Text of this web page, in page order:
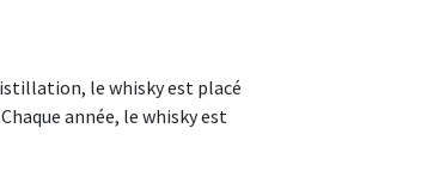
le whisky est placé
année, le whisky est